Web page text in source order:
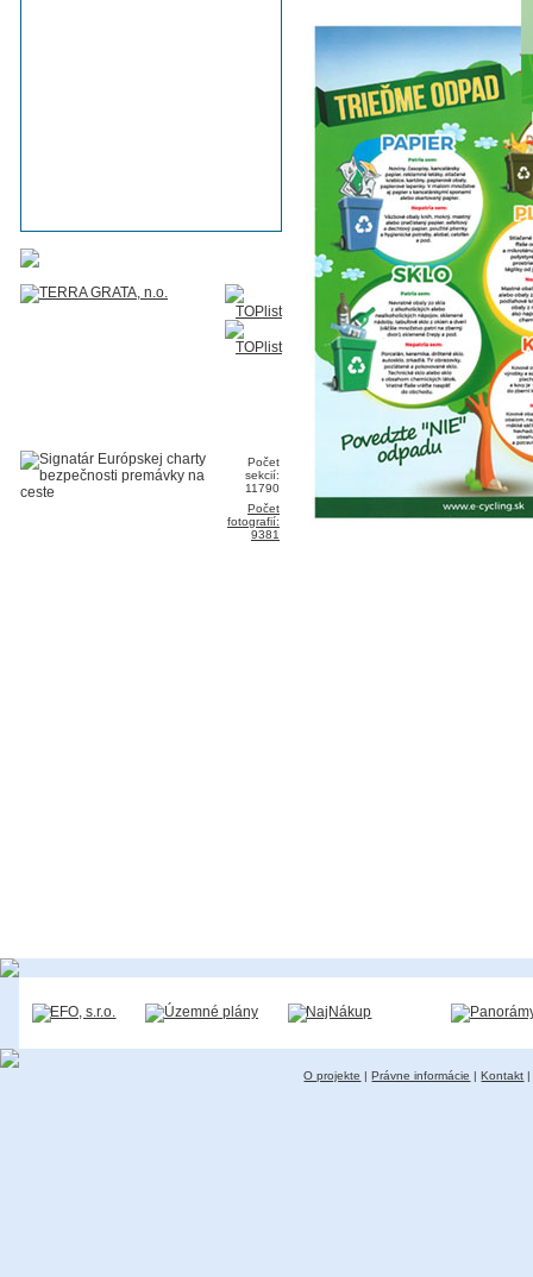
Počet
sekcií:
11790
Počet
fotografií:
9381
O projekte |Právne informácie |Kontakt